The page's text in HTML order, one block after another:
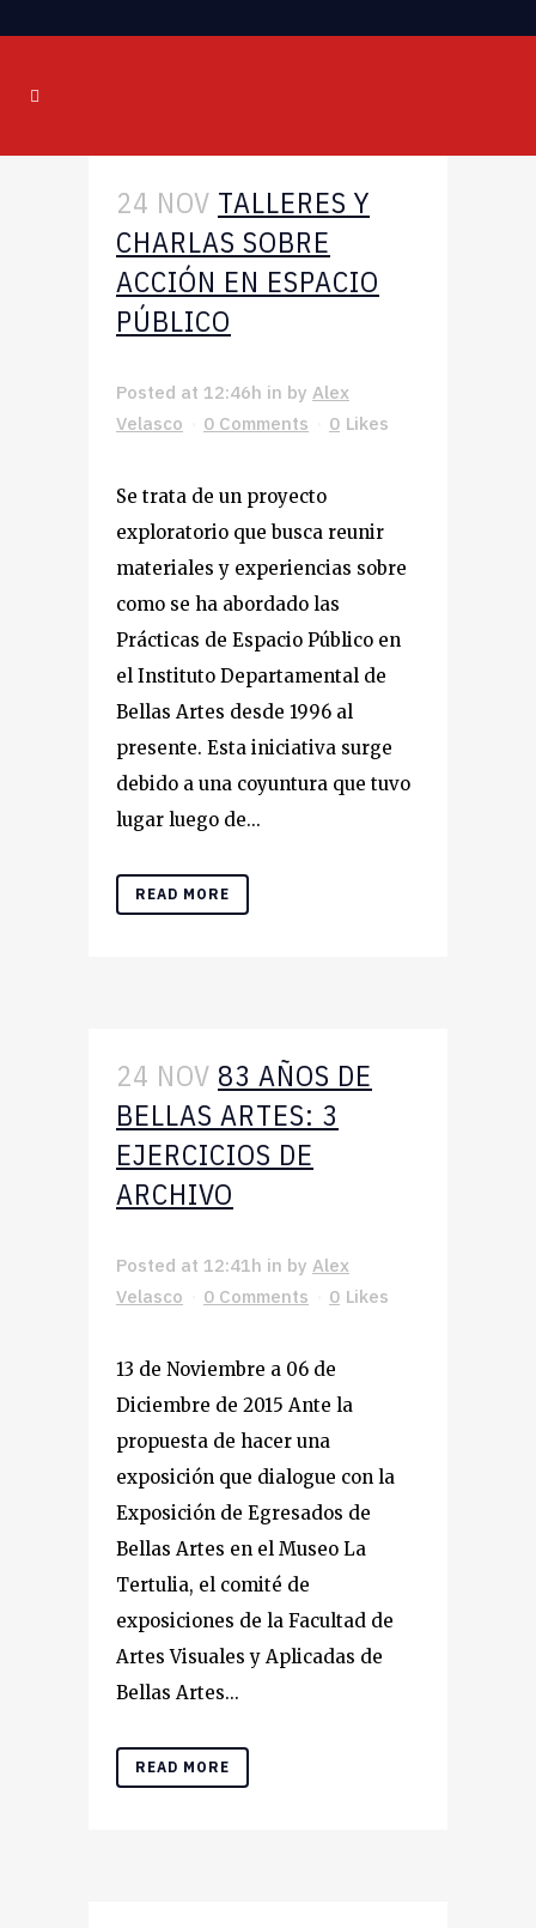
24 NOV TALLERES Y
CHARLAS SOBRE
ACCIÓN EN ESPACIO
PÚBLICO
Posted at 12:46h in by Alex
Velasco
0 Comments 0 Likes
Se trata de un proyecto
exploratorio que busca reunir
materiales y experiencias sobre
como se ha abordado las
Prácticas de Espacio Público en
el Instituto Departamental de
Bellas Artes desde 1996 al
presente. Esta iniciativa surge
debido a una coyuntura que tuvo
lugar luego de...
READ MORE
24 NOV 83 AÑOS DE
BELLAS ARTES: 3
EJERCICIOS DE
ARCHIVO
Posted at 12:41h in by Alex
Velasco
0 Comments 0 Likes
13 de Noviembre a 06 de
Diciembre de 2015 Ante la
propuesta de hacer una
exposición que dialogue con la
Exposición de Egresados de
Bellas Artes en el Museo La
Tertulia, el comité de
exposiciones de la Facultad de
Artes Visuales y Aplicadas de
Bellas Artes...
READ MORE